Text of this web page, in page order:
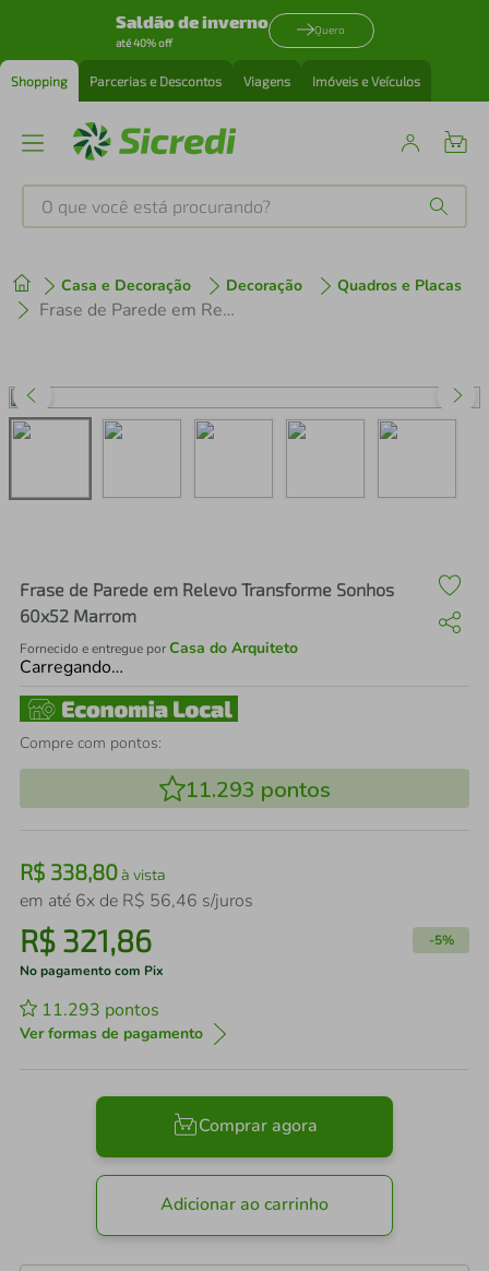
Saldão de inverno
até 40% off
Quero
Shopping Parcerias e Descontos Viagens Imóveis e Veículos
O que você está procurando?
Casa e Decoração Decoração Quadros e Placas
Frase de Parede em Relevo Transforme Sonhos 60x52 Marrom
Frase de Parede em Relevo Transforme Sonhos
60x52 Marrom
Fornecido e entregue porCasa do Arquiteto
Carregando…
Compre com pontos:
11.293 pontos
R$ 338,80à vista
em até 6x de R$ 56,46 s/juros
R$ 321,86 -5%
No pagamento com Pix
11.293 pontos
Ver formas de pagamento
Comprar agora
Adicionar ao carrinho
1º tenis
perfume